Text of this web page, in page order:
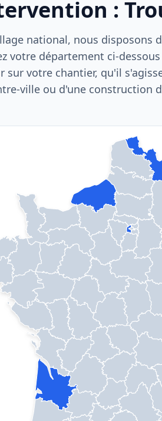
:
national, nous disposons
votre département ci-
sur votre chantier, qu'il
ville ou d'une construction